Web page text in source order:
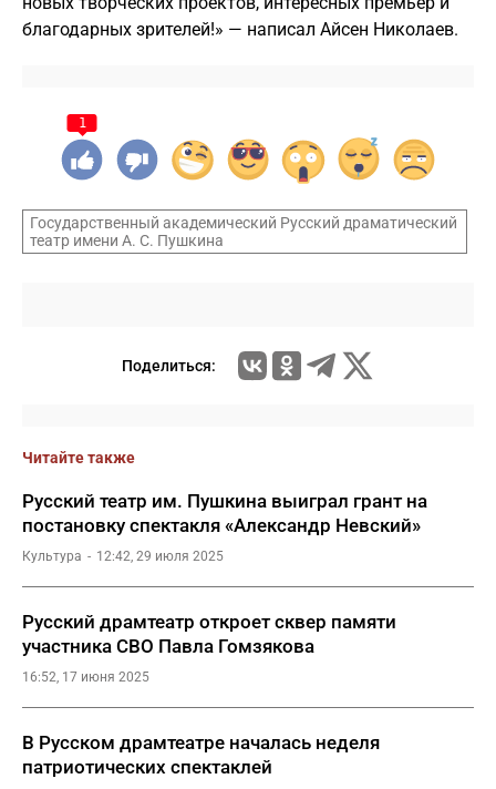
благодарных зрителей!» — написал Айсен Николаев.
1
Государственный академический Русский драматический
театр имени А. С. Пушкина
Поделиться:
Читайте также
Русский театр им. Пушкина выиграл грант на
постановку спектакля «Александр Невский»
Культура 12:42, 29 июля 2025
Русский драмтеатр откроет сквер памяти
участника СВО Павла Гомзякова
16:52, 17 июня 2025
В Русском драмтеатре началась неделя
патриотических спектаклей